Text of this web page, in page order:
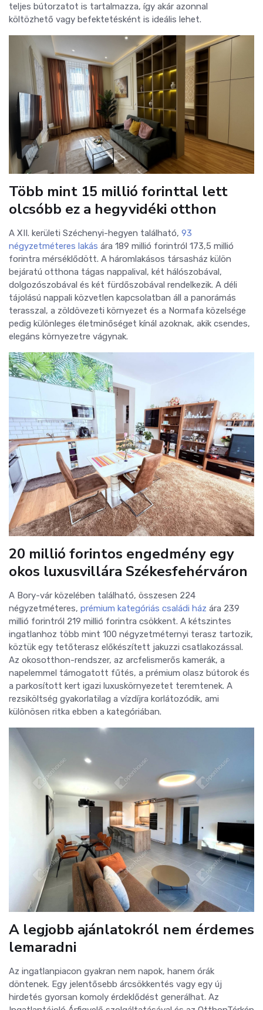
teljes bútorzatot is tartalmazza, így akár azonnal
költözhető vagy befektetésként is ideális lehet.
Több mint 15 millió forinttal lett
olcsóbb ez a hegyvidéki otthon
A XII. kerületi Széchenyi-hegyen található, 93
négyzetméteres lakás ára 189 millió forintról 173,5 millió
forintra mérséklődött. A háromlakásos társasház külön
bejáratú otthona tágas nappalival, két hálószobával,
dolgozószobával és két fürdőszobával rendelkezik. A déli
tájolású nappali közvetlen kapcsolatban áll a panorámás
terasszal, a zöldövezeti környezet és a Normafa közelsége
pedig különleges életminőséget kínál azoknak, akik csendes,
elegáns környezetre vágynak.
20 millió forintos engedmény egy
okos luxusvillára Székesfehérváron
A Bory-vár közelében található, összesen 224
négyzetméteres, prémium kategóriás családi ház ára 239
millió forintról 219 millió forintra csökkent. A kétszintes
ingatlanhoz több mint 100 négyzetméternyi terasz tartozik,
köztük egy tetőterasz előkészített jakuzzi csatlakozással.
Az okosotthon-rendszer, az arcfelismerős kamerák, a
napelemmel támogatott fűtés, a prémium olasz bútorok és
a parkosított kert igazi luxuskörnyezetet teremtenek. A
rezsiköltség gyakorlatilag a vízdíjra korlátozódik, ami
különösen ritka ebben a kategóriában.
A legjobb ajánlatokról nem érdemes
lemaradni
Az ingatlanpiacon gyakran nem napok, hanem órák
döntenek. Egy jelentősebb árcsökkentés vagy egy új
hirdetés gyorsan komoly érdeklődést generálhat. Az